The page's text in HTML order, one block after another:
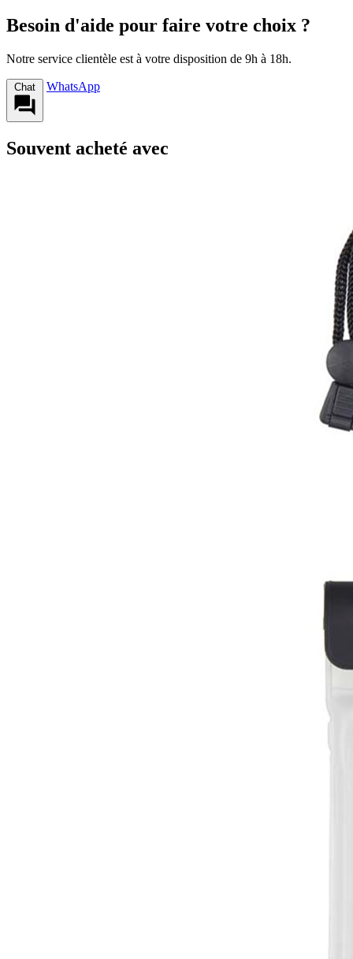
Besoin d'aide pour faire votre choix ?
Notre service clientèle est à votre disposition de 9h à 18h.
Chat WhatsApp
Souvent acheté avec